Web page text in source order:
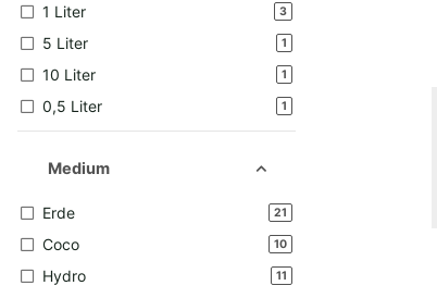
1 Liter 3Artikel gefunden
5 Liter 1Artikel gefunden
10 Liter 1Artikel gefunden
0,5 Liter 1Artikel gefunden
Medium
Erde 21Artikel gefunden
Coco 10Artikel gefunden
Hydro 11Artikel gefunden